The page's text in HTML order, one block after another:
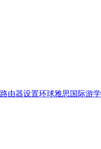
路由器设置环球雅思国际游学